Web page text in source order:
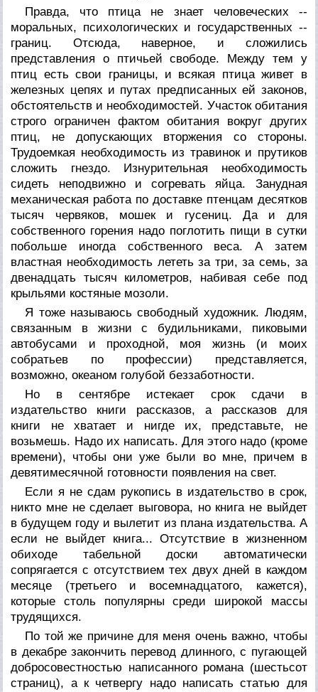
Правда, что птица не знает человеческих --
моральных, психологических и государственных --
границ. Отсюда, наверное, и сложились
представления о птичьей свободе. Между тем у
птиц есть свои границы, и всякая птица живет в
железных цепях и путах предписанных ей законов,
обстоятельств и необходимостей. Участок обитания
строго ограничен фактом обитания вокруг других
птиц, не допускающих вторжения со стороны.
Трудоемкая необходимость из травинок и прутиков
сложить гнездо. Изнурительная необходимость
сидеть неподвижно и согревать яйца. Занудная
механическая работа по доставке птенцам десятков
тысяч червяков, мошек и гусениц. Да и для
собственного горения надо поглотить пищи в сутки
побольше иногда собственного веса. А затем
властная необходимость лететь за три, за семь, за
двенадцать тысяч километров, набивая себе под
крыльями костяные мозоли.
Я тоже называюсь свободный художник. Людям,
связанным в жизни с будильниками, пиковыми
автобусами и проходной, моя жизнь (и моих
собратьев по профессии) представляется,
возможно, океаном голубой беззаботности.
Но в сентябре истекает срок сдачи в
издательство книги рассказов, а рассказов для
книги не хватает и нигде их, представьте, не
возьмешь. Надо их написать. Для этого надо (кроме
времени), чтобы они уже были во мне, причем в
девятимесячной готовности появления на свет.
Если я не сдам рукопись в издательство в срок,
никто мне не сделает выговора, но книга не выйдет
в будущем году и вылетит из плана издательства. А
если не выйдет книга... Отсутствие в жизненном
обиходе табельной доски автоматически
сопрягается с отсутствием тех двух дней в каждом
месяце (третьего и восемнадцатого, кажется),
которые столь популярны среди широкой массы
трудящихся.
По той же причине для меня очень важно, чтобы
в декабре закончить перевод длинного, с пугающей
добросовестностью написанного романа (шестьсот
страниц), а к четвергу надо написать статью для